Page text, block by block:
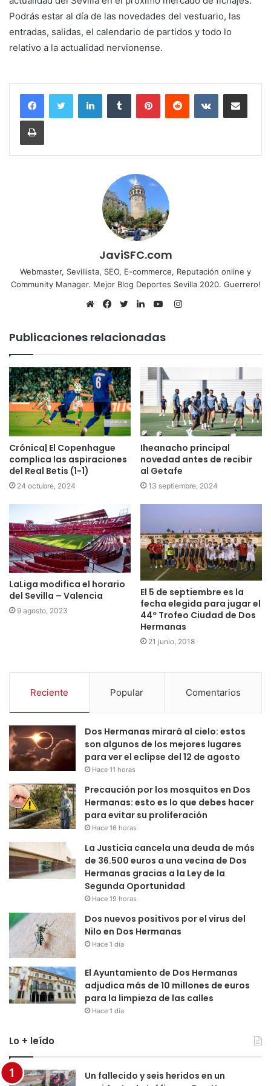
Podrás estar al día de las novedades del vestuario, las
entradas, salidas, el calendario de partidos y todo lo
relativo a la actualidad nervionense.
LinkedInTumblr PinterestReddit VKontakteCompartir por
Imprimir
JaviSFC.com
Webmaster, Sevillista, SEO, E-commerce, Reputación online y
Community Manager. Mejor Blog Deportes Sevilla 2020. Guerrero!
web
Instagram
Publicaciones relacionadas
Crónica| El Copenhague
complica las aspiraciones
del Real Betis (1-1)
24 octubre, 2024
Iheanacho principal
novedad antes de recibir
al Getafe
13 septiembre, 2024
LaLiga modifica el horario
del Sevilla – Valencia
9 agosto, 2023
El 5 de septiembre es la
fecha elegida para jugar el
44º Trofeo Ciudad de Dos
Hermanas
21 junio, 2018
Reciente Popular Comentarios
Dos Hermanas mirará al cielo: estos
son algunos de los mejores lugares
para ver el eclipse del 12 de agosto
Hace 11 horas
Precaución por los mosquitos en Dos
Hermanas: esto es lo que debes hacer
para evitar su proliferación
Hace 16 horas
La Justicia cancela una deuda de más
de 36.500 euros a una vecina de Dos
Hermanas gracias a la Ley de la
Segunda Oportunidad
Hace 19 horas
Dos nuevos positivos por el virus del
Nilo en Dos Hermanas
Hace 1 día
El Ayuntamiento de Dos Hermanas
adjudica más de 10 millones de euros
para la limpieza de las calles
Hace 1 día
Lo + leído
Un fallecido y seis heridos en un